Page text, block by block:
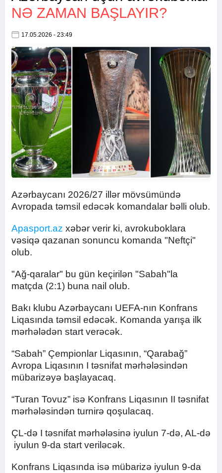
NƏ ZAMAN BAŞLAYIR?
17.05.2026 - 23:49
Azərbaycanı 2026/27 illər mövsümündə
Avropada təmsil edəcək komandalar bəlli olub.
Apasport.az xəbər verir ki, avrokuboklara
vəsiqə qazanan sonuncu komanda "Neftçi"
olub.
"Ağ-qaralar" bu gün keçirilən "Sabah"la
matçda (2:1) buna nail olub.
Bakı klubu Azərbaycanı UEFA-nın Konfrans
Liqasında təmsil edəcək. Komanda yarışa ilk
mərhələdən start verəcək.
“Sabah” Çempionlar Liqasının, “Qarabağ”
Avropa Liqasının I təsnifat mərhələsindən
mübarizəyə başlayacaq.
“Turan Tovuz” isə Konfrans Liqasının II təsnifat
mərhələsindən turnirə qoşulacaq.
ÇL-də I təsnifat mərhələsinə iyulun 7-də, AL-də
iyulun 9-da start veriləcək.
Konfrans Liqasında isə mübarizə iyulun 9-da